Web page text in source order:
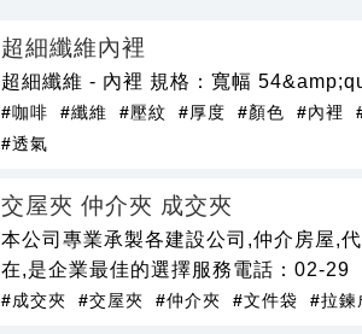
超細纖維內裡
超細纖維 - 內裡 規格：寬幅
#咖啡 #纖維 #壓紋 #厚度 #顏色 #內裡
#透氣
交屋夾 仲介夾 成交夾
本公司專業承製各建設公司,仲介房屋,
在,是企業最佳的選擇服務電話：02-29
#成交夾 #交屋夾 #仲介夾 #文件袋 #拉鍊